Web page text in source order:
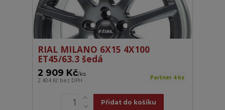
RIAL MILANO 6X15 4X100
ET45/63.3 šedá
2 909 Kč/ks
2 404 Kč bez DPH Partner 4 ks
Přidat do košíku